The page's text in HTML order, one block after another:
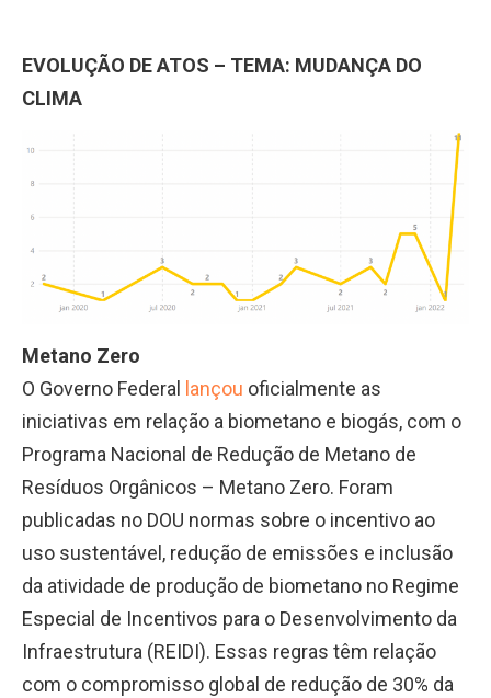
EVOLUÇÃO DE ATOS – TEMA: MUDANÇA DO
CLIMA
Metano Zero
O Governo Federal
lançou oficialmente as
iniciativas em relação a biometano e biogás, com o
Programa Nacional de Redução de Metano de
Resíduos Orgânicos – Metano Zero. Foram
publicadas no DOU normas sobre o incentivo ao
uso sustentável, redução de emissões e inclusão
da atividade de produção de biometano no Regime
Especial de Incentivos para o Desenvolvimento da
Infraestrutura (REIDI). Essas regras têm relação
com o compromisso global de redução de 30% da